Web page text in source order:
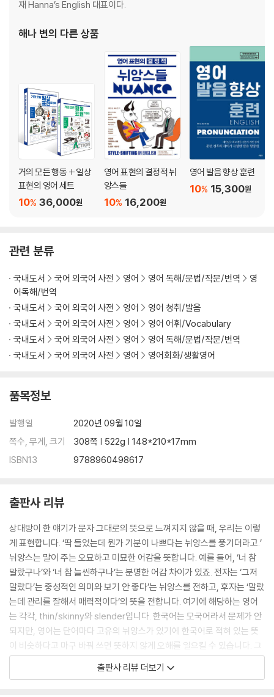
14 매다, 채우다, 잠그다, 고정시키다 fasten vs. tie
16 무시하다 ignore vs. disregard
17 불편하게 하다 bother vs. annoy
18 폭행하다, 공격하다 attack vs. hit
‘몰래’ 행동하는 뉘앙스의 단어들
19 부수다, 깨지다 break vs. smash
20 싸우다, 다툼 fight vs. quarrel
21 이기다, 승리 win vs. defeat
22 죽이다 kill vs. murder
23 없애다, 제거하다 remove vs. erase
24 알아내다, 찾아내다 find vs. detect
25 따르다, 따라가다 follow vs. obey .
26 섞다, 섞이다, 혼합하다 mix vs. blend
29 의미하다, 나타내다 mean vs. represent
30 놀라게 하다 surprise vs. shock
31 줄이다, 낮추다 reduce vs. shorten
32 팽창하다, 확장하다 expand vs. enlarge
33 연결하다, 잇다 connect / link vs. combine
34 키우다, 기르다 raise vs. bring up
35 먹다 eat vs. devour
영어의 가족 표현 뉘앙스 잡기
38 생산하다 produce vs. manufacture
40 움직이다, 옮기다 move vs. carry
41 공유하다, 나누다 share vs. divide
43 가르치다, 알려주다 teach vs. instruct
45 약속하다 promise vs. pledge
46 보여주다, 나타내다 show vs. display
47 조사하다, 검사하다 examine vs. inspect
48 확인하다, 점검하다 check vs. confirm
49 내보내다, 풀어주다 release vs. discharge
50 만나다, 마주치다 meet vs. face
51 빌려주다 lend vs. lease
52 지켜보다 watch vs. observe
행정구역 영어 표현 뉘앙스
SECTION 2 명사
1 음식, 먹을 것 food vs. dish
2 손님 guest vs. customer
재 Hanna’s English 대표이다.
해나 변의 다른 상품
거의 모든 행동 + 일상
표현의 영어 세트
36,000원
10%
영어 표현의 결정적 뉘
앙스들
16,200원
10%
영어 발음 향상 훈련
15,300원
10%
관련 분류
국내도서 국어 외국어 사전 영어 영어 독해/문법/작문/번역
영
어독해/번역
국내도서
국어 외국어 사전 영어
영어 청취/발음
국내도서
국어 외국어 사전 영어
영어 어휘/Vocabulary
국내도서
국어 외국어 사전 영어
영어 독해/문법/작문/번역
국내도서
국어 외국어 사전 영어 영어회화/생활영어
품목정보
발행일
2020년 09월 10일
쪽수, 무게, 크기
308쪽 | 522g | 148*210*17mm
ISBN13
9788960498617
출판사 리뷰
상대방이 한 얘기가 문자 그대로의 뜻으로 느껴지지 않을 때, 우리는 이렇
게 표현합니다. ‘딱 들었는데 뭔가 기분이 나쁘다는 뉘앙스를 풍기더라고.’
뉘앙스는 말이 주는 오묘하고 미묘한 어감을 뜻합니다. 예를 들어, ‘너 참
말랐구나’와 ‘너 참 늘씬하구나’는 분명한 어감 차이가 있죠. 전자는 ‘그저
말랐다’는 중성적인 의미와 보기 안 좋다’는 뉘앙스를 전하고, 후자는 ‘말랐
는데 관리를 잘해서 매력적이다’의 뜻을 전합니다. 여기에 해당하는 영어
는 각각, thin/skinny와 slender입니다. 한국어는 모국어라서 문제가 안
되지만, 영어는 단어마다 고유의 뉘앙스가 있기에 한국어로 적혀 있는 뜻
이 비슷하다고 마구 바꿔 쓰면 뜻하지 않게 오해를 일으킬 수 있습니다. 그
래서 뉘앙스는 영어 실력을 쌓고 나중에 해야 하는 것이 아니라, 단어 공부
를 시작할 때부터 무조건 챙겨야 하는 것이지만, 시험 영어에 매몰되고, 뉘
출판사 리뷰 더보기